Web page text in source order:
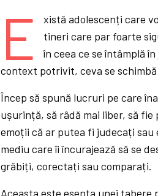
E
xistă adolescenți care
tineri care par foarte
în ceea ce se întâmplă
context potrivit, ceva se
Încep să spună lucruri pe care
ușurință, să râdă mai liber, să
emoții că ar putea fi judecați
mediu care îi încurajează să se
grăbiți, corectați sau comparați.
Aceasta este esența unei tabere